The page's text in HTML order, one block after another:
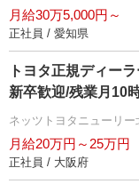
月給30万5,000円～
正社員 / 愛知県
トヨタ正規ディー
新卒歓迎/残業月10
ネッツトヨタニューリ
月給20万円～25万円
正社員 / 大阪府